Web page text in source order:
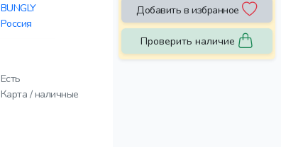
BUNGLY
Россия
Есть
Карта / наличные
Добавить в избранное
Проверить наличие